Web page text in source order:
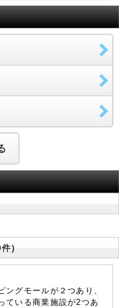
)
グモールが２つあり、
ている商業施設が2つあ